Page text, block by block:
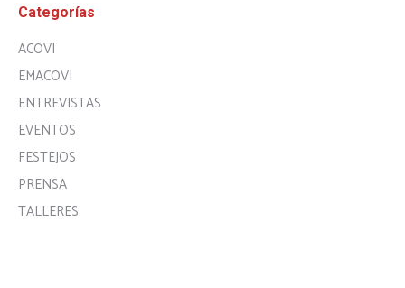
Categorías
ACOVI
EMACOVI
ENTREVISTAS
EVENTOS
FESTEJOS
PRENSA
TALLERES